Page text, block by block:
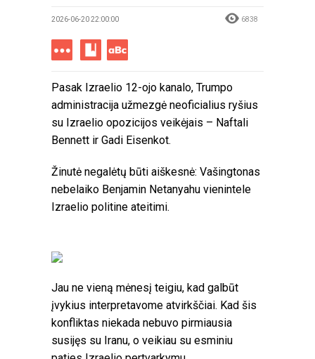
2026-06-20 22:00:00 6838
Pasak Izraelio 12-ojo kanalo, Trumpo
administracija užmezgė neoficialius ryšius
su Izraelio opozicijos veikėjais – Naftali
Bennett ir Gadi Eisenkot.
Žinutė negalėtų būti aiškesnė: Vašingtonas
nebelaiko Benjamin Netanyahu vienintele
Izraelio politine ateitimi.
Jau ne vieną mėnesį teigiu, kad galbūt
įvykius interpretavome atvirkščiai. Kad šis
konfliktas niekada nebuvo pirmiausia
susijęs su Iranu, o veikiau su esminiu